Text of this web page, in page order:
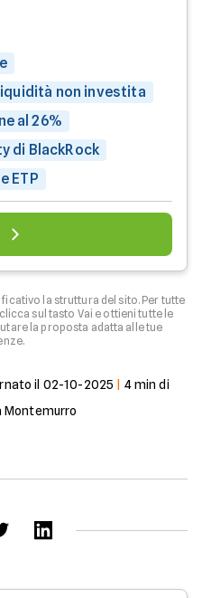
non investita
al 26%
di BlackRock
ETP
la struttura del sito. Per tutte
sul tasto Vai e ottieni tutte le
la proposta adatta alle tue
il 02-10-2025 4min di
Montemurro